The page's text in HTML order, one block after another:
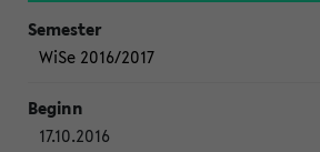
WiSe 2016/2017
17.10.2016